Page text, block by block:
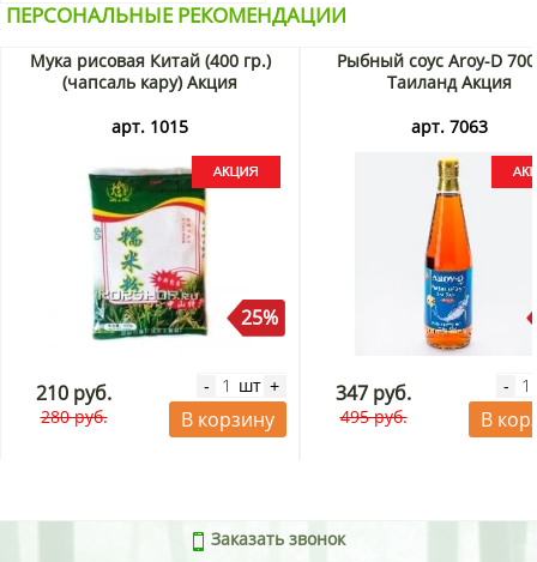
ПЕРСОНАЛЬНЫЕ РЕКОМЕНДАЦИИ
Мука рисовая Китай (400 гр.)
(чапсаль кару) Акция
арт. 1015
25%
210 руб.
280 руб.
- шт +
В корзину
Рыбный соус Aroy-D
Таиланд Акция
арт. 7063
347 руб.
495 руб.
-
В
Заказать звонок